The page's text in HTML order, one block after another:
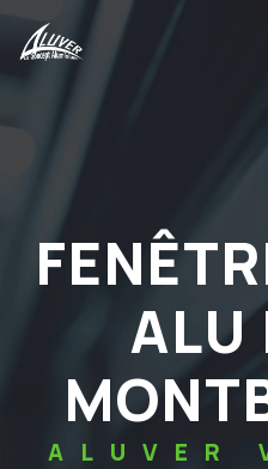
FENÊTRE MIXTE
ALU
Panneau de gestion des